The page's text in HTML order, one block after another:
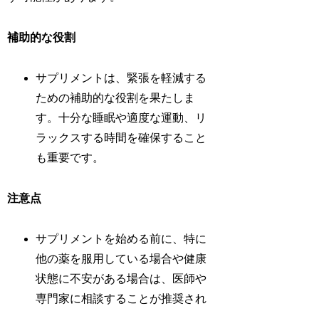
補助的な役割
サプリメントは、緊張を軽減する
ための補助的な役割を果たしま
す。十分な睡眠や適度な運動、リ
ラックスする時間を確保すること
も重要です。
注意点
サプリメントを始める前に、特に
他の薬を服用している場合や健康
状態に不安がある場合は、医師や
専門家に相談することが推奨され